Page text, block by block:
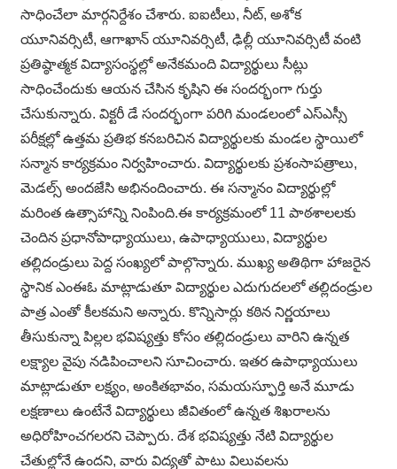
సాధించేలా మార్గనిర్దేశం చేశారు. ఐఐటీలు, నీట్, అశోక
యూనివర్సిటీ, ఆగాఖాన్ యూనివర్సిటీ, ఢిల్లీ యూనివర్సిటీ వంటి
ప్రతిష్ఠాత్మక విద్యాసంస్థల్లో అనేకమంది విద్యార్థులు సీట్లు
సాధించేందుకు ఆయన చేసిన కృషిని ఈ సందర్భంగా గుర్తు
చేసుకున్నారు. విక్టరీ డే సందర్భంగా పరిగి మండలంలో ఎస్ఎస్సీ
పరీక్షల్లో ఉత్తమ ప్రతిభ కనబరిచిన విద్యార్థులకు మండల స్థాయిలో
సన్మాన కార్యక్రమం నిర్వహించారు. విద్యార్థులకు ప్రశంసాపత్రాలు,
మెడల్స్ అందజేసి అభినందించారు. ఈ సన్మానం విద్యార్థుల్లో
మరింత ఉత్సాహాన్ని నింపింది.ఈ కార్యక్రమంలో 11 పాఠశాలలకు
చెందిన ప్రధానోపాధ్యాయులు, ఉపాధ్యాయులు, విద్యార్థుల
తల్లిదండ్రులు పెద్ద సంఖ్యలో పాల్గొన్నారు. ముఖ్య అతిథిగా హాజరైన
స్థానిక ఎంఈఓ మాట్లాడుతూ విద్యార్థుల ఎదుగుదలలో తల్లిదండ్రుల
పాత్ర ఎంతో కీలకమని అన్నారు. కొన్నిసార్లు కఠిన నిర్ణయాలు
తీసుకున్నా పిల్లల భవిష్యత్తు కోసం తల్లిదండ్రులు వారిని ఉన్నత
లక్ష్యాల వైపు నడిపించాలని సూచించారు. ఇతర ఉపాధ్యాయులు
మాట్లాడుతూ లక్ష్యం, అంకితభావం, సమయస్ఫూర్తి అనే మూడు
లక్షణాలు ఉంటేనే విద్యార్థులు జీవితంలో ఉన్నత శిఖరాలను
అధిరోహించగలరని చెప్పారు. దేశ భవిష్యత్తు నేటి విద్యార్థుల
చేతుల్లోనే ఉందని, వారు విద్యతో పాటు విలువలను